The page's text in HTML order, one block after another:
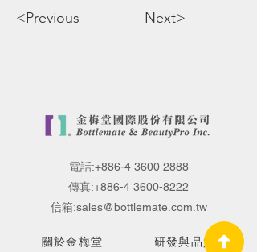
<Previous Next>
電話:+886-4 3600 2888
傳真:+886-4 3600-8222
信箱:sales@bottlemate.com.tw
關於金梅堂 研發與品質